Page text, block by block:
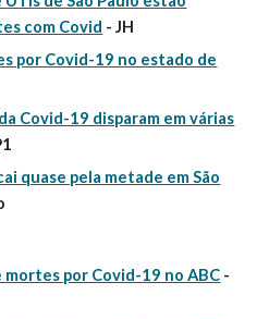
com Covid - JH
por Covid-19 no estado de
Covid-19 disparam em várias
quase pela metade em São
por Covid-19 no ABC -